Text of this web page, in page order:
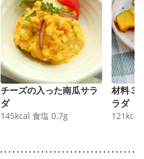
チーズの入った南瓜サラ
ダ
145kcal 食塩 0.7g
材料３
ラダ
121 kcal